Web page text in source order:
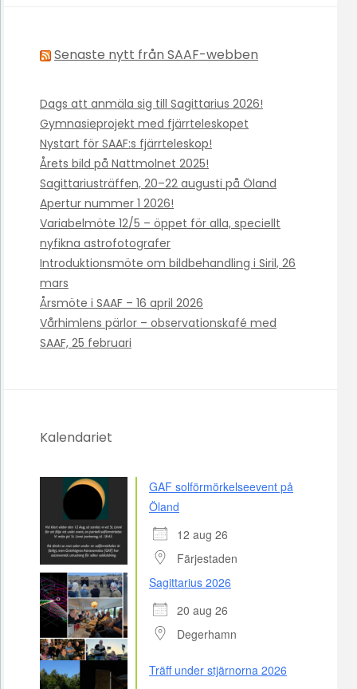
Senaste nytt från SAAF-webben
Dags att anmäla sig till Sagittarius 2026!
Gymnasieprojekt med fjärrteleskopet
Nystart för SAAF:s fjärrteleskop!
Årets bild på Nattmolnet 2025!
Sagittariusträffen, 20–22 augusti på Öland
Apertur nummer 1 2026!
Variabelmöte 12/5 – öppet för alla, speciellt
nyfikna astrofotografer
Introduktionsmöte om bildbehandling i Siril, 26
mars
Årsmöte i SAAF – 16 april 2026
Vårhimlens pärlor – observationskafé med
SAAF, 25 februari
Kalendariet
GAF solförmörkelseevent på
Öland
12 aug 26
Färjestaden
Sagittarius 2026
20 aug 26
Degerhamn
Träff under stjärnorna 2026